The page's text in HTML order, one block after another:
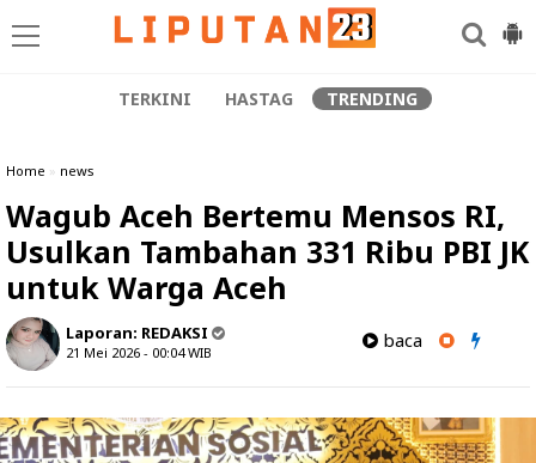
TERKINI HASTAG TRENDING
Home » news
Wagub Aceh Bertemu Mensos RI,
Usulkan Tambahan 331 Ribu PBI JK
untuk Warga Aceh
Laporan: REDAKSI
21 Mei 2026 - 00:04WIB
baca